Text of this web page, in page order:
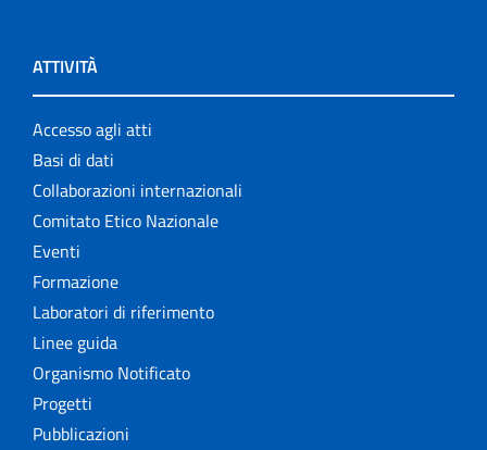
ATTIVITÀ
Accesso agli atti
Basi di dati
Collaborazioni internazionali
Comitato Etico Nazionale
Eventi
Formazione
Laboratori di riferimento
Linee guida
Organismo Notificato
Progetti
Pubblicazioni